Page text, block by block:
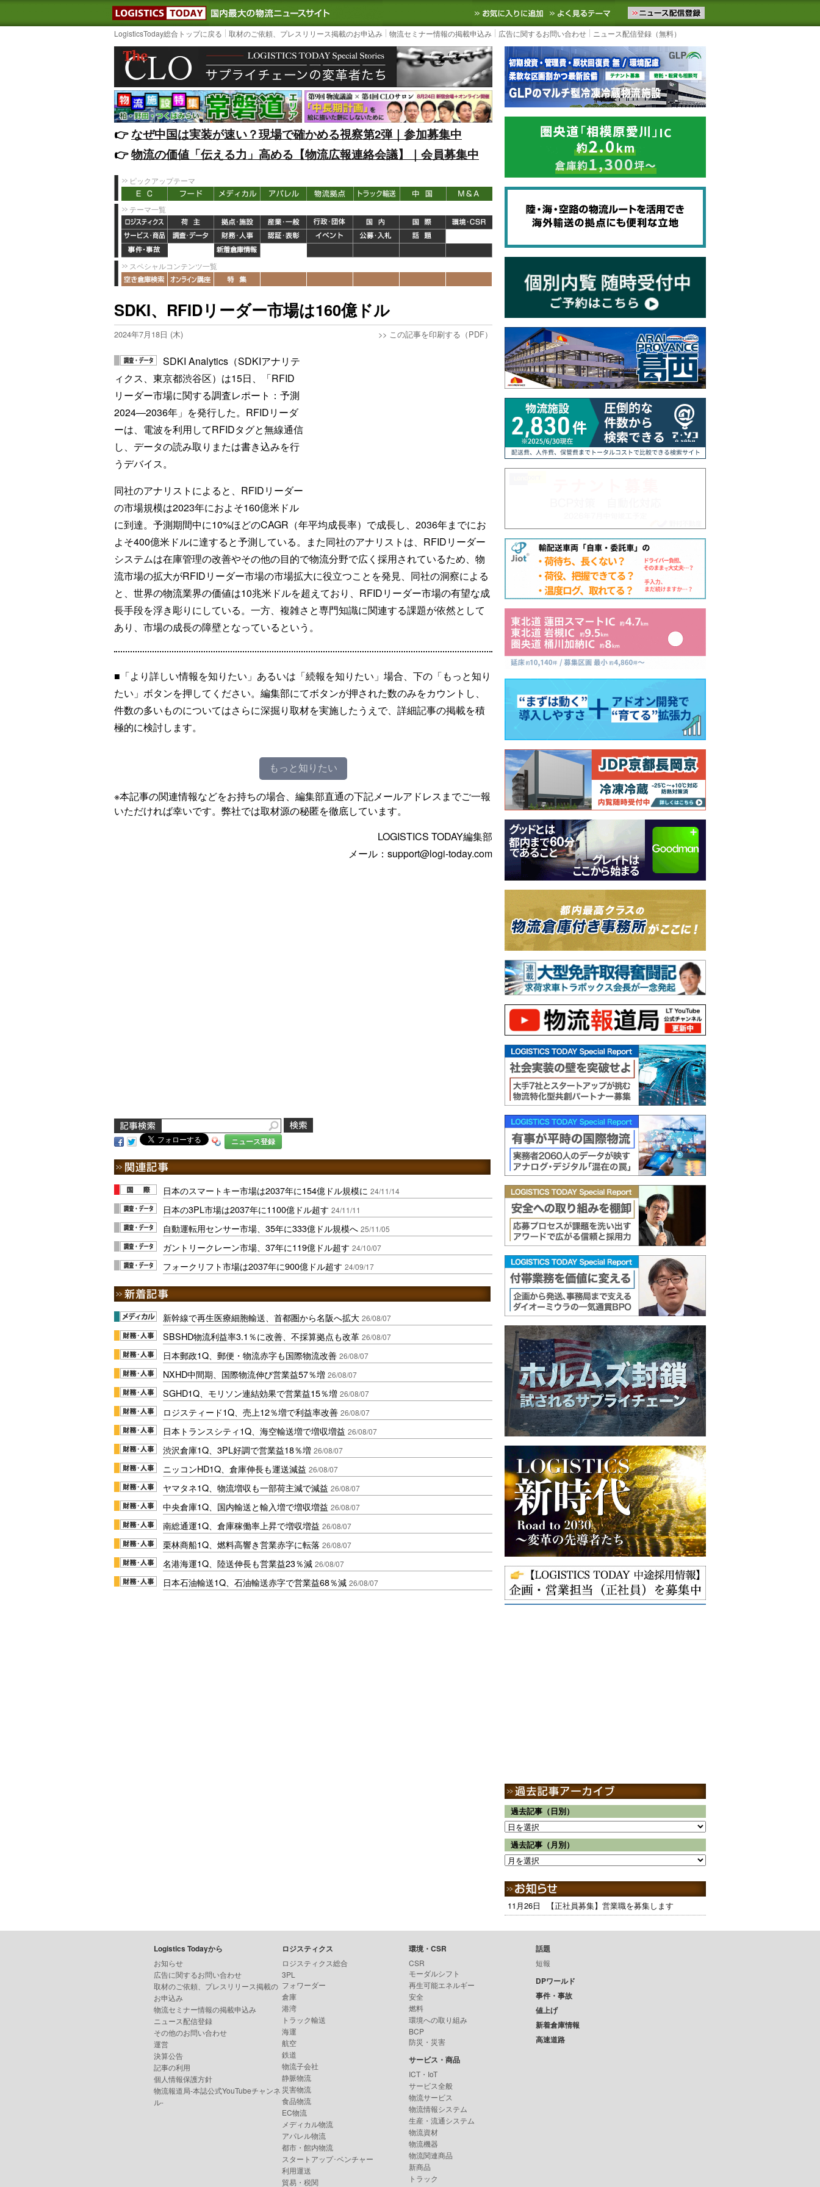
LOGISTICS TODAY｜国内最大の物流ニュースサイト3PL, SCMなど国内外の最新の物流ニュースをお届けします。物流ニュースメール配信を登録す
お気に入りに追加 よく見るテーマ
LogisticsToday総合トップに戻る 取材のご依頼、プレスリリース掲載のお申込み 物流セミナー情報の掲載申込み 広告に関するお問い合わせ ニュース配信登録（無料）
👉️なぜ中国は実装が速い？現場で確かめる視察第2弾｜参加募集中
👉️物流の価値「伝える力」高める【物流広報連絡会議】｜会員募集中
ピックアップテーマ
テーマ一覧
スペシャルコンテンツ一覧
SDKI、RFIDリーダー市場は160億ドル
2024年7月18日 (木) >> この記事を印刷する（PDF）
SDKI Analytics（SDKIアナリテ
ィクス、東京都渋谷区）は15日、「RFID
リーダー市場に関する調査レポート：予測
2024―2036年」を発行した。RFIDリーダ
ーは、電波を利用してRFIDタグと無線通信
し、データの読み取りまたは書き込みを行
うデバイス。
同社のアナリストによると、RFIDリーダー
の市場規模は2023年におよそ160億米ドル
に到達。予測期間中に10%ほどのCAGR（年平均成長率）で成長し、2036年までにお
よそ400億米ドルに達すると予測している。また同社のアナリストは、RFIDリーダー
システムは在庫管理の改善やその他の目的で物流分野で広く採用されているため、物
流市場の拡大がRFIDリーダー市場の市場拡大に役立つことを発見、同社の洞察による
と、世界の物流業界の価値は10兆米ドルを超えており、RFIDリーダー市場の有望な成
長手段を浮き彫りにしている。一方、複雑さと専門知識に関連する課題が依然として
あり、市場の成長の障壁となっているという。
■「より詳しい情報を知りたい」あるいは「続報を知りたい」場合、下の「もっと知り
たい」ボタンを押してください。編集部にてボタンが押された数のみをカウントし、
件数の多いものについてはさらに深掘り取材を実施したうえで、詳細記事の掲載を積
極的に検討します。
もっと知りたい
※本記事の関連情報などをお持ちの場合、編集部直通の下記メールアドレスまでご一報
いただければ幸いです。弊社では取材源の秘匿を徹底しています。
LOGISTICS TODAY編集部
メール：support@logi-today.com
ニュース登録
日本のスマートキー市場は2037年に154億ドル規模に 24/11/14
日本の3PL市場は2037年に1100億ドル超す 24/11/11
自動運転用センサー市場、35年に333億ドル規模へ 25/11/05
ガントリークレーン市場、37年に119億ドル超す 24/10/07
フォークリフト市場は2037年に900億ドル超す 24/09/17
新幹線で再生医療細胞輸送、首都圏から名阪へ拡大 26/08/07
SBSHD物流利益率3.1％に改善、不採算拠点も改革 26/08/07
日本郵政1Q、郵便・物流赤字も国際物流改善 26/08/07
NXHD中間期、国際物流伸び営業益57％増 26/08/07
SGHD1Q、モリソン連結効果で営業益15％増 26/08/07
ロジスティード1Q、売上12％増で利益率改善 26/08/07
日本トランスシティ1Q、海空輸送増で増収増益 26/08/07
渋沢倉庫1Q、3PL好調で営業益18％増 26/08/07
ニッコンHD1Q、倉庫伸長も運送減益 26/08/07
ヤマタネ1Q、物流増収も一部荷主減で減益 26/08/07
中央倉庫1Q、国内輸送と輸入増で増収増益 26/08/07
南総通運1Q、倉庫稼働率上昇で増収増益 26/08/07
栗林商船1Q、燃料高響き営業赤字に転落 26/08/07
名港海運1Q、陸送伸長も営業益23％減 26/08/07
日本石油輸送1Q、石油輸送赤字で営業益68％減 26/08/07
過去記事（日別）
過去記事（月別）
11月26日 【正社員募集】営業職を募集します
Logistics Todayから
お知らせ
広告に関するお問い合わせ
取材のご依頼、プレスリリース掲載の
お申込み
物流セミナー情報の掲載申込み
ニュース配信登録
その他のお問い合わせ
運営
決算公告
記事の利用
個人情報保護方針
物流報道局-本誌公式YouTubeチャンネ
ル-
ロジスティクス
ロジスティクス総合
3PL
フォワーダー
倉庫
港湾
トラック輸送
海運
航空
鉄道
物流子会社
静脈物流
災害物流
食品物流
EC物流
メディカル物流
アパレル物流
都市・館内物流
スタートアップ･ベンチャー
利用運送
貿易・税関
環境・CSR
CSR
モーダルシフト
再生可能エネルギー
安全
燃料
環境への取り組み
BCP
防災・災害
サービス・商品
ICT・IoT
サービス全般
物流サービス
物流情報システム
生産・流通システム
物流資材
物流機器
物流関連商品
新商品
トラック
話題
短報
DPワールド
事件・事故
値上げ
新着倉庫情報
高速道路